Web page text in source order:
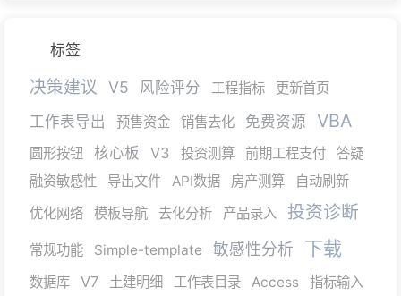
标签
决策建议 V5 风险评分 工程指标 更新首页
工作表导出 预售资金 销售去化 免费资源 VBA
圆形按钮 核心板 V3 投资测算 前期工程支付
答疑
融资敏感性
导出文件 API数据 房产测算
自动刷新
优化网络
模板导航 去化分析 产品录入 投资诊断
常规功能 Simple-template 敏感性分析 下载
数据库 V7 土建明细 工作表目录 Access
指标输入